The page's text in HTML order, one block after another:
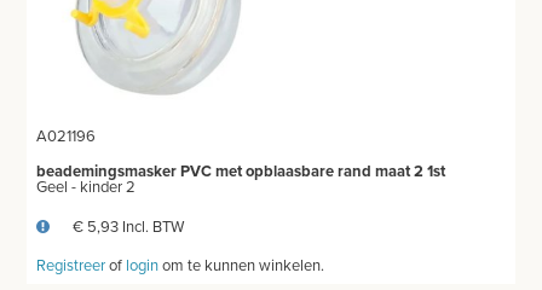
A021196
beademingsmasker PVC met opblaasbare rand maat 2 1st
Geel - kinder 2
€ 5,93 Incl. BTW
Registreerof loginom te kunnen winkelen.